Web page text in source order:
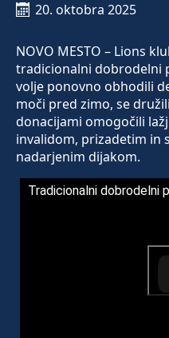
20. oktobra 2025
NOVO MESTO – Lions
tradicionalni dobrodelni
volje ponovno obhodili
moči pred zimo, se
donacijami omogočili
invalidom, prizadetim in
nadarjenim dijakom.
Tradicionalni dobrodelni